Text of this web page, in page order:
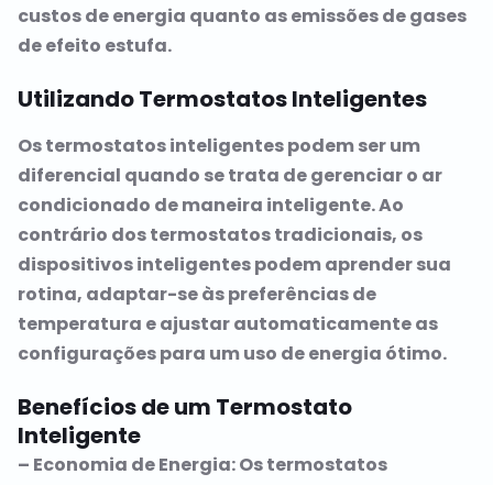
custos de energia quanto as emissões de gases
de efeito estufa.
Utilizando Termostatos Inteligentes
Os termostatos inteligentes podem ser um
diferencial quando se trata de gerenciar o ar
condicionado de maneira inteligente. Ao
contrário dos termostatos tradicionais, os
dispositivos inteligentes podem aprender sua
rotina, adaptar-se às preferências de
temperatura e ajustar automaticamente as
configurações para um uso de energia ótimo.
Benefícios de um Termostato
Inteligente
– Economia de Energia: Os termostatos